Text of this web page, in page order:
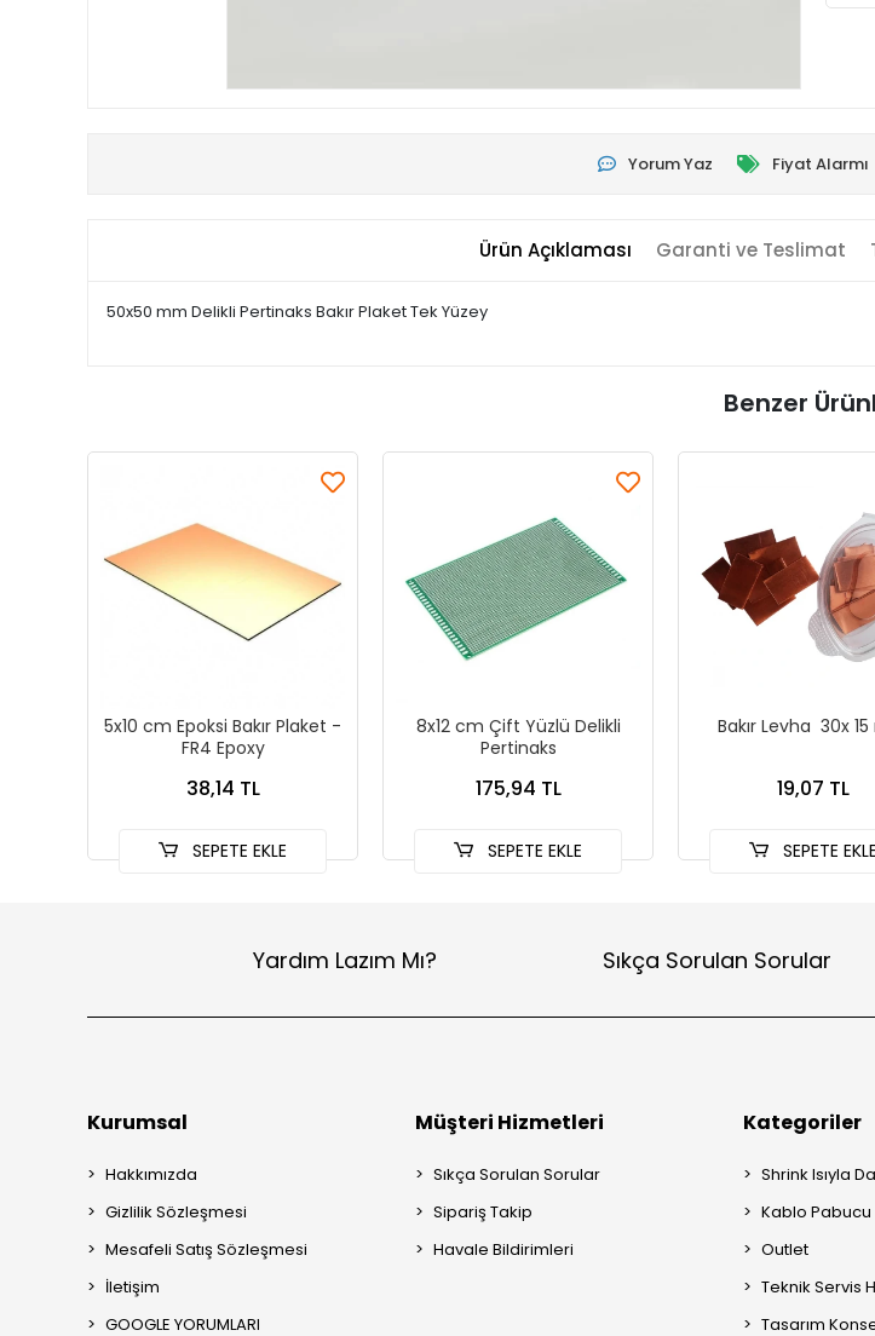
Yorum Yaz Fiyat Alarmı
Ürün Açıklaması Garanti ve Teslimat
50x50 mm Delikli Pertinaks Bakır Plaket Tek Yüzey
Benzer
5x10 cm Epoksi Bakır Plaket -
FR4 Epoxy
38,14 TL
SEPETE EKLE
8x12 cm Çift Yüzlü Delikli
Pertinaks
175,94 TL
SEPETE EKLE
Bakır Levha 30x
19,07 TL
SEPETE EKLE
Yardım Lazım Mı? Sıkça Sorulan Sorular
Kurumsal
Hakkımızda
Gizlilik Sözleşmesi
Mesafeli Satış Sözleşmesi
İletişim
GOOGLE YORUMLARI
Müşteri Hizmetleri
Sıkça Sorulan Sorular
Sipariş Takip
Havale Bildirimleri
Kategoriler
Shrink Isıyla
Kablo Pabucu
Outlet
Teknik Servis
Tasarım